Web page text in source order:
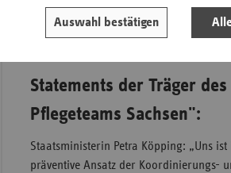
Auswahl bestätigen
damit verpflichten, eine qualitativ
garantieren.
Statements der Träger
Pflegeteams Sachsen":
Staatsministerin Petra Köpping: „Uns
präventive Ansatz der Koordinierungs-